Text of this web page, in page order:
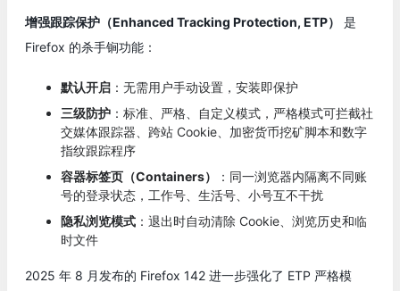
增强跟踪保护（Enhanced Tracking Protection, ETP）
是
Firefox 的杀手锏功能：
默认开启 ：无需用户手动设置，安装即保护
三级防护 ：标准、严格、自定义模式，严格模式可拦截社
交媒体跟踪器、跨站 Cookie、加密货币挖矿脚本和数字
指纹跟踪程序
容器标签页（Containers）
：同一浏览器内隔离不同账
号的登录状态，工作号、生活号、小号互不干扰
隐私浏览模式 ：退出时自动清除 Cookie、浏览历史和临
时文件
2025 年 8 月发布的 Firefox 142 进一步强化了 ETP 严格模